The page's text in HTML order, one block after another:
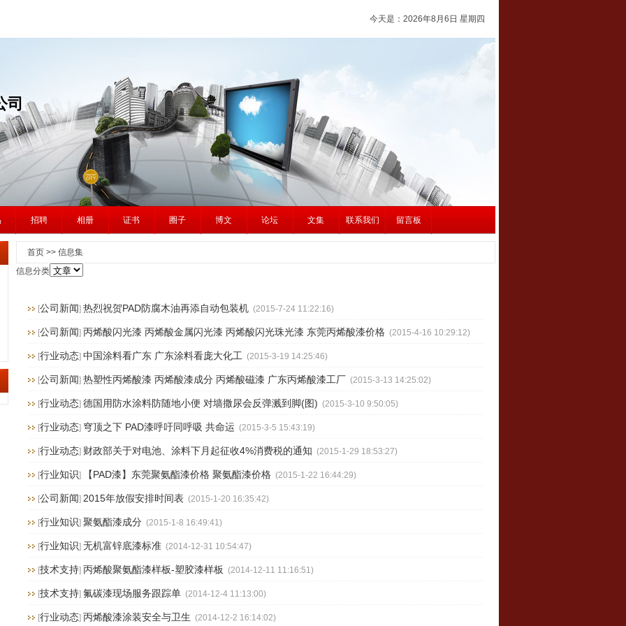
今天是： 2026年8月6日 星期四
司
招聘 相册 证书 圈子 博文 论坛 文集 联系我们 留言板
首页 >> 信息集
信息分类
[公司新闻] 热烈祝贺PAD防腐木油再添自动包装机 (2015-7-24 11:22:16)
[公司新闻] 丙烯酸闪光漆 丙烯酸金属闪光漆 丙烯酸闪光珠光漆 东莞丙烯酸漆价格 (2015-4-16 10:29:12)
[行业动态] 中国涂料看广东 广东涂料看庞大化工 (2015-3-19 14:25:46)
[公司新闻] 热塑性丙烯酸漆 丙烯酸漆成分 丙烯酸磁漆 广东丙烯酸漆工厂 (2015-3-13 14:25:02)
[行业动态] 德国用防水涂料防随地小便 对墙撒尿会反弹溅到脚(图) (2015-3-10 9:50:05)
[行业动态] 穹顶之下 PAD漆呼吁同呼吸 共命运 (2015-3-5 15:43:19)
[行业动态] 财政部关于对电池、涂料下月起征收4%消费税的通知 (2015-1-29 18:53:27)
[行业知识] 【PAD漆】东莞聚氨酯漆价格 聚氨酯漆价格 (2015-1-22 16:44:29)
[公司新闻] 2015年放假安排时间表 (2015-1-20 16:35:42)
[行业知识] 聚氨酯漆成分 (2015-1-8 16:49:41)
[行业知识] 无机富锌底漆标准 (2014-12-31 10:54:47)
[技术支持] 丙烯酸聚氨酯漆样板-塑胶漆样板 (2014-12-11 11:16:51)
[技术支持] 氟碳漆现场服务跟踪单 (2014-12-4 11:13:00)
[行业动态] 丙烯酸漆涂装安全与卫生 (2014-12-2 16:14:02)